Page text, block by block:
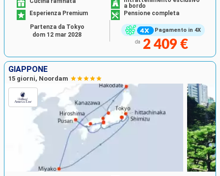
Pagamento in 4X
a bordo
Esperienza Premium
Pensione completa
da 2 409 €
Partenza da Tokyo
dom 12 mar 2028
GIAPPONE
15 giorni, Noordam